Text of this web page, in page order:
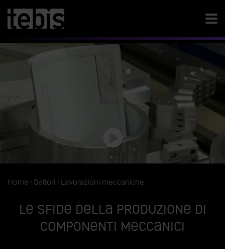
Home Settori Lavorazioni meccaniche
Le sfide della produzione di
componenti meccanici